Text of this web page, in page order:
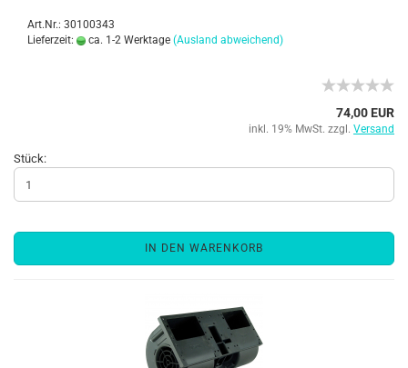
Art.Nr.: 30100343
Lieferzeit:
ca. 1-2 Werktage (Ausland abweichend)
74,00 EUR
inkl. 19% MwSt. zzgl. Versand
Stück:
IN DEN WARENKORB